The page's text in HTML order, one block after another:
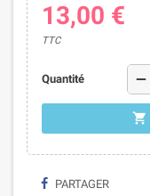
13,00 €
TTC
Quantité remove

PARTAGER